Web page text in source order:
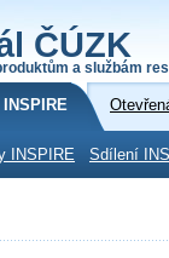
ČÚZK
a službám
INSPIRE
INSPIRE Sdílení